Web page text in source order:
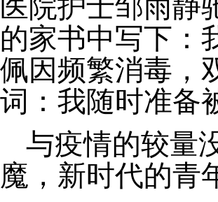
医院护士邹雨静
的家书中写下：
佩因频繁消毒，
词：我随时准备
与疫情的较量
魔，新时代的青